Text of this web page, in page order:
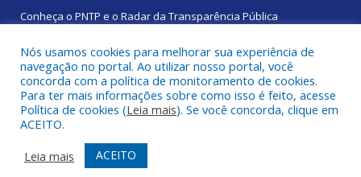
Conheça o PNTP e o Radar da Transparência Pública
Todos os direitos reservados a Prefeitura Municipal de Santa
Izabel do Pará.
Mapa do Site
Acessar Área Administrativa
Acessar Webmail
Nós usamos cookies para melhorar sua experiência de
navegação no portal. Ao utilizar nosso portal, você
concorda com a política de monitoramento de cookies.
Para ter mais informações sobre como isso é feito, acesse
Política de cookies (Leia mais). Se você concorda, clique em
ACEITO.
Leia mais
ACEITO